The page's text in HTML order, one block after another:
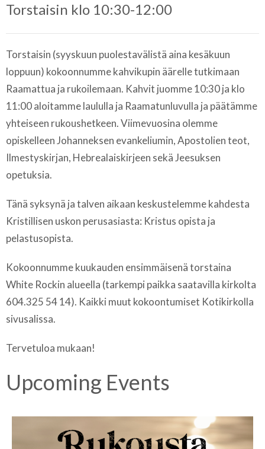
Torstaisin klo 10:30-12:00
Torstaisin (syyskuun puolestavälistä aina kesäkuun
loppuun) kokoonnumme kahvikupin äärelle tutkimaan
Raamattua ja rukoilemaan. Kahvit juomme 10:30 ja klo
11:00 aloitamme laululla ja Raamatunluvulla ja päätämme
yhteiseen rukoushetkeen. Viimevuosina olemme
opiskelleen Johanneksen evankeliumin, Apostolien teot,
Ilmestyskirjan, Hebrealaiskirjeen sekä Jeesuksen
opetuksia.
Tänä syksynä ja talven aikaan keskustelemme kahdesta
Kristillisen uskon perusasiasta: Kristus opista ja
pelastusopista.
Kokoonnumme kuukauden ensimmäisenä torstaina
White Rockin alueella (tarkempi paikka saatavilla kirkolta
604.325 54 14). Kaikki muut kokoontumiset Kotikirkolla
sivusalissa.
Tervetuloa mukaan!
Upcoming Events